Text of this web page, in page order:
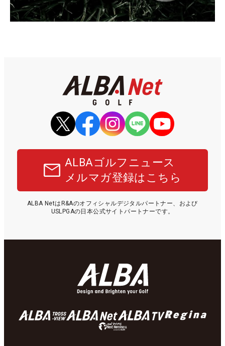
ALBAゴルフニュース
メルマガ登録はこちら
ALBA NetはR&Aのオフィシャルデジタルパートナー、および
USLPGAの日本公式サイトパートナーです。